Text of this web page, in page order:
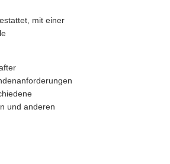
mit einer
und anderen